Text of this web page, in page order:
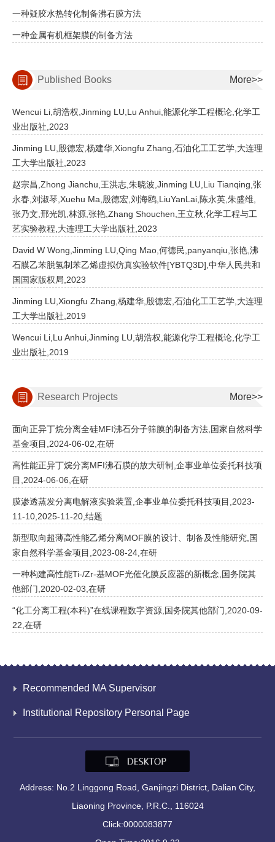
一种疑胶水热转化制备沸石膜方法
一种金属有机框架膜的制备方法
Published Books More>>
Wencui Li,胡浩权,Jinming LU,Lu Anhui,能源化学工程概论,化学工
业出版社,2023
Jinming LU,殷德宏,杨建华,Xiongfu Zhang,石油化工工艺学,大连理
工大学出版社,2023
赵宗昌,Zhong Jianchu,王洪志,朱晓波,Jinming LU,Liu Tianqing,张
永春,刘淑琴,Xuehu Ma,殷德宏,刘海鸥,LiuYanLai,陈永英,朱盛维,
张乃文,邢光凯,林源,张艳,Zhang Shouchen,王立秋,化学工程与工
艺实验教程,大连理工大学出版社,2023
David W Wong,Jinming LU,Qing Mao,何德民,panyanqiu,张艳,沸
石膜乙苯脱氢制苯乙烯虚拟仿真实验软件[YBTQ3D],中华人民共和
国国家版权局,2023
Jinming LU,Xiongfu Zhang,杨建华,殷德宏,石油化工工艺学,大连理
工大学出版社,2019
Wencui Li,Lu Anhui,Jinming LU,胡浩权,能源化学工程概论,化学工
业出版社,2019
Research Projects More>>
面向正异丁烷分离全硅MFI沸石分子筛膜的制备方法,国家自然科学
基金项目,2024-06-02,在研
高性能正异丁烷分离MFI沸石膜的放大研制,企事业单位委托科技项
目,2024-06-06,在研
膜渗透蒸发分离电解液实验装置,企事业单位委托科技项目,2023-
11-10,2025-11-20,结题
新型取向超薄高性能乙烯分离MOF膜的设计、制备及性能研究,国
家自然科学基金项目,2023-08-24,在研
一种构建高性能Ti-/Zr-基MOF光催化膜反应器的新概念,国务院其
他部门,2020-02-03,在研
“化工分离工程(本科)”在线课程数字资源,国务院其他部门,2020-09-
22,在研
Recommended MA Supervisor
Institutional Repository Personal Page
Address: No.2 Linggong Road, Ganjingzi District, Dalian City,
Liaoning Province, P.R.C., 116024
Click:0000083877